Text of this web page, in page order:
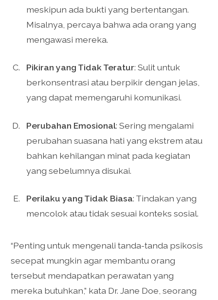
meskipun ada bukti yang bertentangan.
Misalnya, percaya bahwa ada orang yang
mengawasi mereka.
Pikiran yang Tidak Teratur: Sulit untuk
berkonsentrasi atau berpikir dengan jelas,
yang dapat memengaruhi komunikasi.
Perubahan Emosional: Sering mengalami
perubahan suasana hati yang ekstrem atau
bahkan kehilangan minat pada kegiatan
yang sebelumnya disukai.
Perilaku yang Tidak Biasa: Tindakan yang
mencolok atau tidak sesuai konteks sosial.
“Penting untuk mengenali tanda-tanda psikosis
secepat mungkin agar membantu orang
tersebut mendapatkan perawatan yang
mereka butuhkan,” kata Dr. Jane Doe, seorang